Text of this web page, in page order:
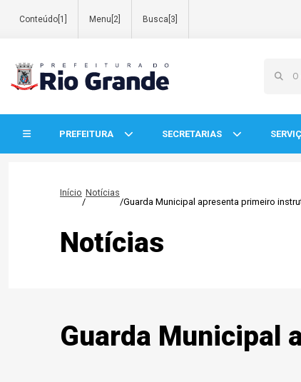
Conteúdo[1] Menu[2] Busca[3]
PREFEITURA SECRETARIAS
Início
/
Notícias
/Guarda Municipal apresenta primeiro
Notícias
Guarda Municipal